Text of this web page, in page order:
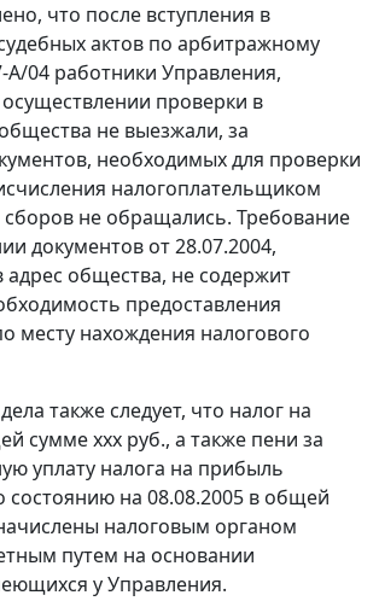
что после вступления в
актов по арбитражному
А/04 работники Управления,
проверки в
не выезжали, за
необходимых для проверки
налогоплательщиком
не обращались. Требование
документов от 28.07.2004,
адрес общества, не содержит
предоставления
месту нахождения налогового
также следует, что налог на
сумме xxx руб., а также пени за
уплату налога на прибыль
состоянию на 08.08.2005 в общей
налоговым органом
путем на основании
у Управления.